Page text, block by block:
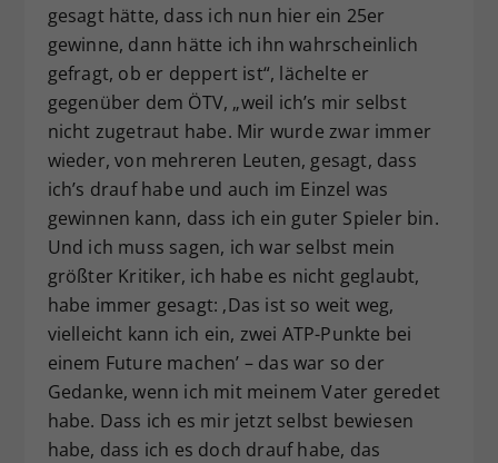
gesagt hätte, dass ich nun hier ein 25er
gewinne, dann hätte ich ihn wahrscheinlich
gefragt, ob er deppert ist“, lächelte er
gegenüber dem ÖTV, „weil ich’s mir selbst
nicht zugetraut habe. Mir wurde zwar immer
wieder, von mehreren Leuten, gesagt, dass
ich’s drauf habe und auch im Einzel was
gewinnen kann, dass ich ein guter Spieler bin.
Und ich muss sagen, ich war selbst mein
größter Kritiker, ich habe es nicht geglaubt,
habe immer gesagt: ‚Das ist so weit weg,
vielleicht kann ich ein, zwei ATP-Punkte bei
einem Future machen’ – das war so der
Gedanke, wenn ich mit meinem Vater geredet
habe. Dass ich es mir jetzt selbst bewiesen
habe, dass ich es doch drauf habe, das